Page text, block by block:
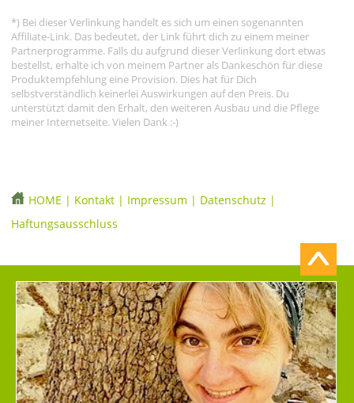
*) Bei dieser Verlinkung handelt es sich um einen sogenannten
Affiliate-Link. Das bedeutet, der Link führt dich zu einem meiner
Partnerprogramme. Falls du aufgrund dieser Verlinkung dort etwas
bestellst, erhalte ich von meinem Partner als Dankeschön für diese
Produktempfehlung eine Provision. Dies hat für Dich
selbstverständlich keinerlei Auswirkungen auf den Preis. Du
unterstützt damit den Erhalt, den weiteren Ausbau und die Pflege
meiner Internetseite. Vielen Dank :-)
HOME | Kontakt | Impressum | Datenschutz |
Haftungsausschluss